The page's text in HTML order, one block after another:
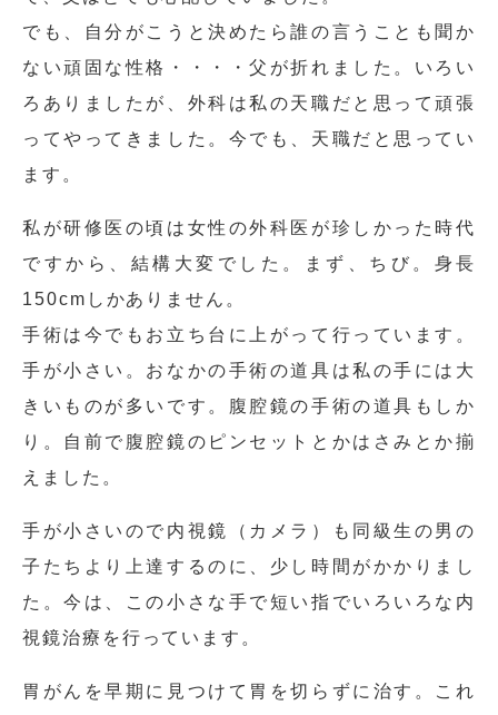
でも、自分がこうと決めたら誰の言うことも聞か
ない頑固な性格・・・・父が折れました。いろい
ろありましたが、外科は私の天職だと思って頑張
ってやってきました。今でも、天職だと思ってい
ます。
私が研修医の頃は女性の外科医が珍しかった時代
ですから、結構大変でした。まず、ちび。身長
150cmしかありません。
手術は今でもお立ち台に上がって行っています。
手が小さい。おなかの手術の道具は私の手には大
きいものが多いです。腹腔鏡の手術の道具もしか
り。自前で腹腔鏡のピンセットとかはさみとか揃
えました。
手が小さいので内視鏡（カメラ）も同級生の男の
子たちより上達するのに、少し時間がかかりまし
た。今は、この小さな手で短い指でいろいろな内
視鏡治療を行っています。
胃がんを早期に見つけて胃を切らずに治す。これ